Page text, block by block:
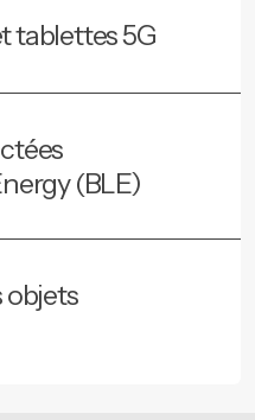
tablettes 5G
(BLE)
objets